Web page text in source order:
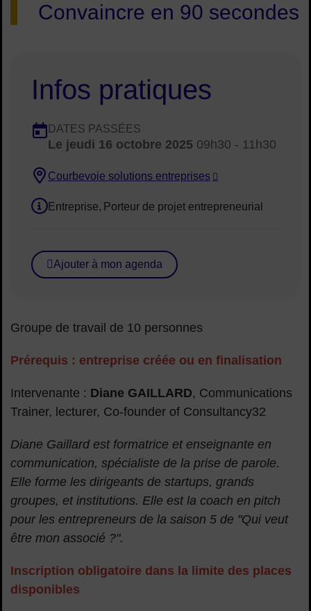
Convaincre en 90 secondes
Infos pratiques
Dates :
Dates en cours
DATES PASSÉES
Le jeudi 16 octobre 2025 09h30 - 11h30
Lieu :
Courbevoie solutions entreprises
Public concerné :
Entreprise Porteur de projet entrepreneurial
Ajouter à mon agenda
Groupe de travail de 10 personnes
Prérequis : entreprise créée ou en finalisation
Intervenante : Diane GAILLARD, Communications
Trainer, lecturer, Co-founder of Consultancy32
Diane Gaillard est formatrice et enseignante en
communication, spécialiste de la prise de parole.
Elle forme les dirigeants de startups, grands
groupes, et institutions. Elle est la coach en pitch
pour les entrepreneurs de la saison 5 de "Qui veut
être mon associé ?".
Inscription obligatoire dans la limite des places
disponibles